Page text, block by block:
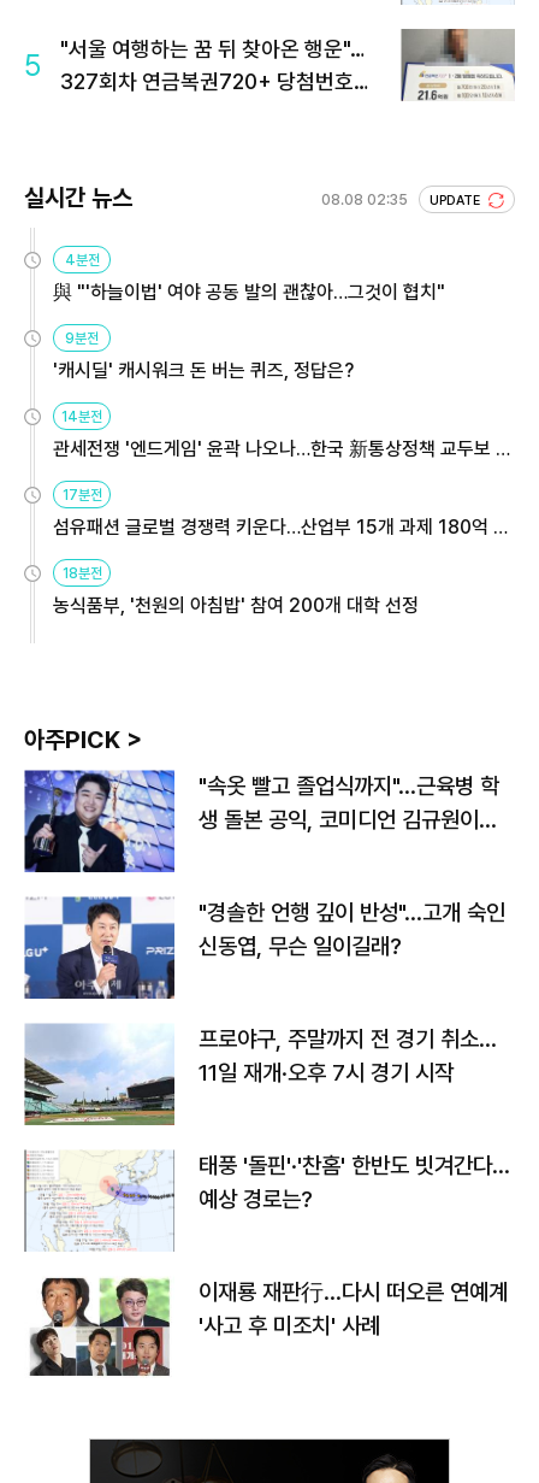
5
"서울 여행하는 꿈 뒤 찾아온 행운"…
327회차 연금복권720+ 당첨번호조
실시간 뉴스 08.08 02:35 UPDATE
4분전
與 "'하늘이법' 여야 공동 발의 괜찮아…그것이 협치"
9분전
'캐시딜' 캐시워크 돈 버는 퀴즈, 정답은?
14분전
관세전쟁 '엔드게임' 윤곽 나오나…한국 新통상정책 교두보 활
용해야
17분전
섬유패션 글로벌 경쟁력 키운다…산업부 15개 과제 180억 지
원
18분전
농식품부, '천원의 아침밥' 참여 200개 대학 선정
아주PICK >
"속옷 빨고 졸업식까지"…근육병 학
생 돌본 공익, 코미디언 김규원이었
"경솔한 언행 깊이 반성"…고개 숙인
신동엽, 무슨 일이길래?
프로야구, 주말까지 전 경기 취소…
11일 재개·오후 7시 경기 시작
태풍 '돌핀'·'찬홈' 한반도 빗겨간다…
예상 경로는?
이재룡 재판行…다시 떠오른 연예계
'사고 후 미조치' 사례